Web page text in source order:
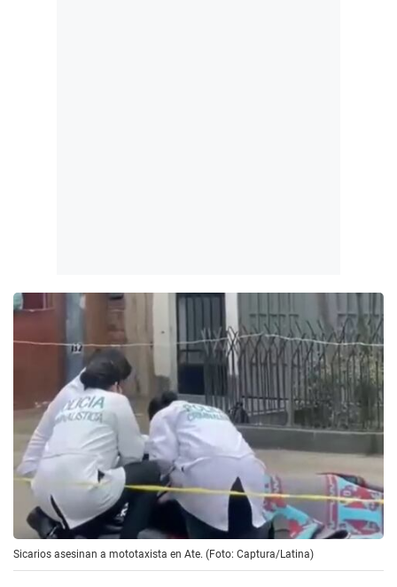
Sicarios asesinan a mototaxista en Ate. (Foto: Captura/Latina)